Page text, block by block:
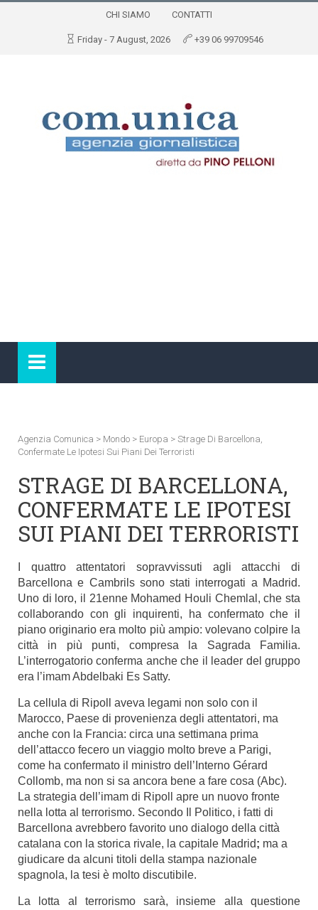
CHI SIAMO CONTATTI
Friday - 7 August, 2026 +39 06 99709546
Agenzia Comunica > Mondo > Europa > Strage Di Barcellona,
Confermate Le Ipotesi Sui Piani Dei Terroristi
STRAGE DI BARCELLONA,
CONFERMATE LE IPOTESI
SUI PIANI DEI TERRORISTI
I quattro attentatori sopravvissuti agli attacchi di
Barcellona e Cambrils sono stati interrogati a Madrid.
Uno di loro, il 21enne Mohamed Houli Chemlal, che sta
collaborando con gli inquirenti, ha confermato che il
piano originario era molto più ampio: volevano colpire la
città in più punti, compresa la Sagrada Familia.
L’interrogatorio conferma anche che il leader del gruppo
era l’imam Abdelbaki Es Satty.
La cellula di Ripoll aveva legami non solo con il
Marocco, Paese di provenienza degli attentatori, ma
anche con la Francia: circa una settimana prima
dell’attacco fecero un viaggio molto breve a Parigi,
come ha confermato il ministro dell’Interno Gérard
Collomb, ma non si sa ancora bene a fare cosa (Abc).
La strategia dell’imam di Ripoll apre un nuovo fronte
nella lotta al terrorismo. Secondo Il Politico, i fatti di
Barcellona avrebbero favorito uno dialogo della città
catalana con la storica rivale, la capitale Madrid; ma a
giudicare da alcuni titoli della stampa nazionale
spagnola, la tesi è molto discutibile.
La lotta al terrorismo sarà, insieme alla questione